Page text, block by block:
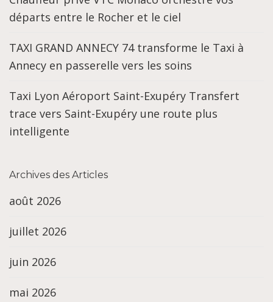
départs entre le Rocher et le ciel
TAXI GRAND ANNECY 74 transforme le Taxi à
Annecy en passerelle vers les soins
Taxi Lyon Aéroport Saint-Exupéry Transfert
trace vers Saint-Exupéry une route plus
intelligente
Archives des Articles
août 2026
juillet 2026
juin 2026
mai 2026